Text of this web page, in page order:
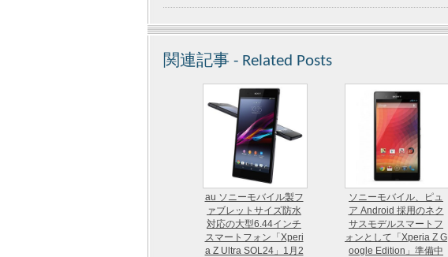
関連記事 - Related Posts
au ソニーモバイル製フ
ァブレットサイズ防水
対応の大型6.44インチ
スマートフォン「Xperi
a Z Ultra SOL24」1月2
ソニーモバイル、ピュ
ア Android 採用のネク
サスモデルスマートフ
ォンとして「Xperia Z G
oogle Edition」準備中